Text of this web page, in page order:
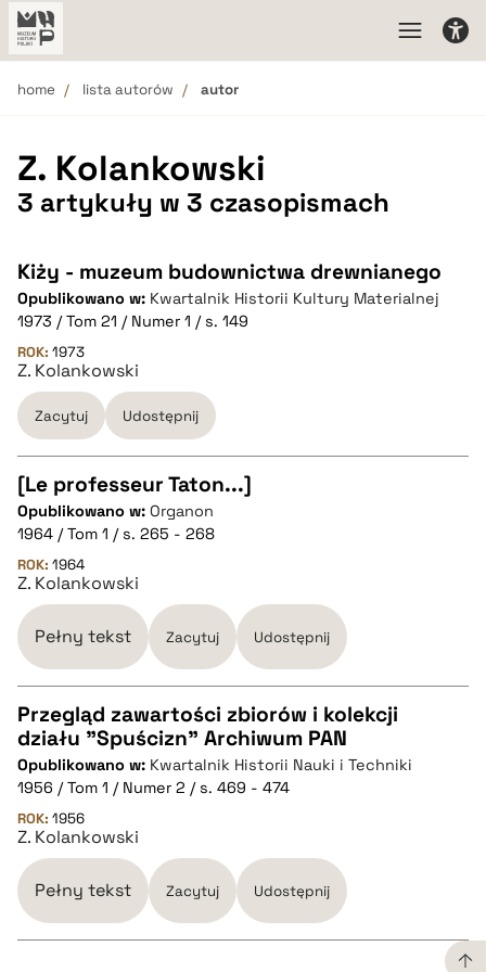
home lista autorów autor
Z. Kolankowski
3 artykuły w 3 czasopismach
Kiży - muzeum budownictwa drewnianego
Opublikowano w: Kwartalnik Historii Kultury Materialnej
1973 / Tom 21 / Numer 1 / s. 149
ROK: 1973
Z. Kolankowski
Zacytuj Udostępnij
CZYSTY TEKST
pobierz cytat
pobierz cytat
[Le professeur Taton...]
Opublikowano w: Organon
1964 / Tom 1 / s. 265 - 268
ROK: 1964
Z. Kolankowski
Pełny tekst Zacytuj Udostępnij
CZYSTY TEKST
pobierz cytat
BIBTEX
pobierz cytat
Przegląd zawartości zbiorów i kolekcji
działu "Spuścizn" Archiwum PAN
Opublikowano w: Kwartalnik Historii Nauki i Techniki
1956 / Tom 1 / Numer 2 / s. 469 - 474
ROK: 1956
Z. Kolankowski
Pełny tekst Zacytuj Udostępnij